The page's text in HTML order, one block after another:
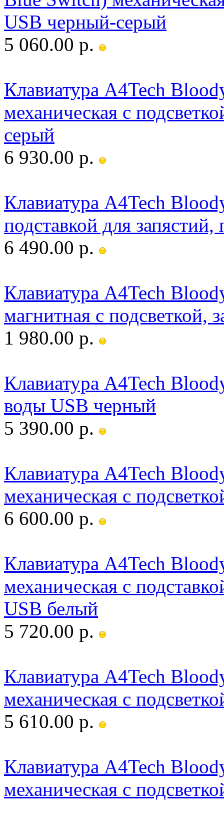
USB черный-серый
5 060.00 р.
Клавиатура A4Tech
механическая с
серый
6 930.00 р.
Клавиатура A4Tech
подставкой для
6 490.00 р.
Клавиатура A4Tech
магнитная с подсветкой,
1 980.00 р.
Клавиатура A4Tech
воды USB черный
5 390.00 р.
Клавиатура A4Tech
механическая с
6 600.00 р.
Клавиатура A4Tech
механическая c
USB белый
5 720.00 р.
Клавиатура A4Tech
механическая с
5 610.00 р.
Клавиатура A4Tech
механическая с